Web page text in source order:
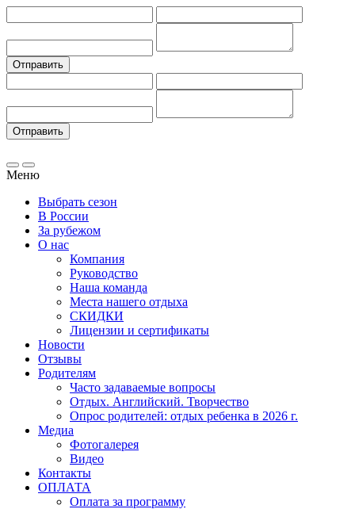
Меню
Выбрать сезон
В России
За рубежом
О нас
Компания
Руководство
Наша команда
Места нашего отдыха
СКИДКИ
Лицензии и сертификаты
Новости
Отзывы
Родителям
Часто задаваемые вопросы
Отдых. Английский. Творчество
Опрос родителей: отдых ребенка в 2026 г.
Медиа
Фотогалерея
Видео
Контакты
ОПЛАТА
Оплата за программу